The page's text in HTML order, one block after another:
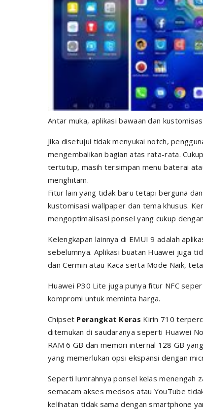
Antar muka, aplikasi bawaan dan
Jika disetujui tidak menyukai notch,
mengembalikan bagian atas rata-rata.
tertutup, masih tersimpan menu baterai
menghitam.
Fitur lain yang tidak baru tetapi berguna
kustomisasi wallpaper dan tema khusus.
mengoptimalisasi ponsel yang cukup
Kelengkapan lainnya di EMUI 9 adalah
sebelumnya. Aplikasi buatan Huawei juga
dan Cermin atau Kaca serta Mode Naik,
Huawei P30 Lite juga punya fitur NFC
kompromi untuk meminta harga.
Chipset Perangkat Keras Kirin 710
ditemukan di saudaranya seperti Huawei
RAM 6 GB dan memori internal 128 GB
yang memerlukan opsi ekspansi dengan
Seperti lumrahnya ponsel kelas menengah
semacam akses medsos atau YouTube
kelihatan tidak sama dengan smartphone